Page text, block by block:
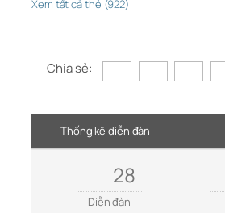
Xem tất cả thẻ (922)
Chia sẻ:
Thống kê diễn đàn
28
Diễn đàn